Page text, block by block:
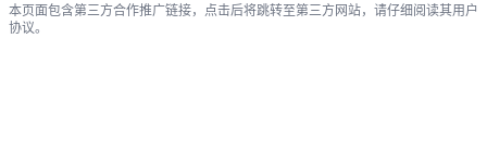
本页面包含第三方合作推广链接，点击后将跳转至第三方网站，请仔细阅读其用户
协议。